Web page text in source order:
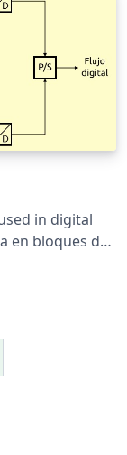
in digital
digitales